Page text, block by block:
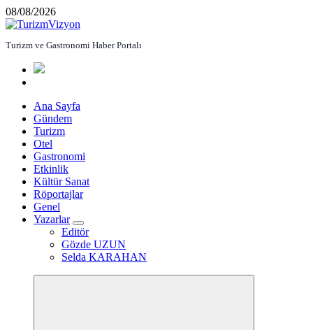
İçeriğe
atla
08/08/2026
Turizm ve Gastronomi Haber Portalı
Ana Sayfa
Gündem
Turizm
Otel
Gastronomi
Etkinlik
Kültür Sanat
Röportajlar
Genel
Yazarlar
Editör
Gözde UZUN
Selda KARAHAN